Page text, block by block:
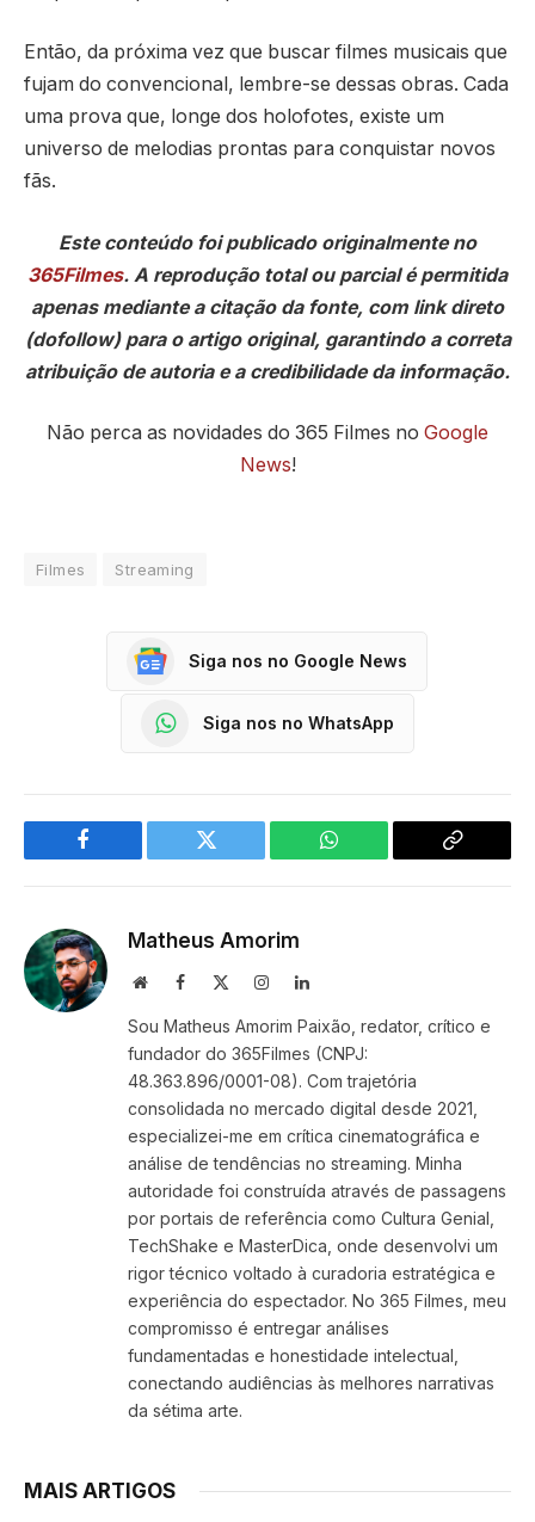
Então, da próxima vez que buscar filmes musicais que
fujam do convencional, lembre-se dessas obras. Cada
uma prova que, longe dos holofotes, existe um
universo de melodias prontas para conquistar novos
fãs.
Este conteúdo foi publicado originalmente no
365Filmes. A reprodução total ou parcial é permitida
apenas mediante a citação da fonte, com link direto
(dofollow) para o artigo original, garantindo a correta
atribuição de autoria e a credibilidade da informação.
Não perca as novidades do 365 Filmes no Google
News!
Filmes Streaming
Siga nos no Google News
Siga nos no WhatsApp
Facebook Twitter WhatsApp
Copy
Matheus Amorim
WebsiteFacebook InstagramLinkedIn
Sou Matheus Amorim Paixão, redator, crítico e
fundador do 365Filmes (CNPJ:
48.363.896/0001-08). Com trajetória
consolidada no mercado digital desde 2021,
especializei-me em crítica cinematográfica e
análise de tendências no streaming. Minha
autoridade foi construída através de passagens
por portais de referência como Cultura Genial,
TechShake e MasterDica, onde desenvolvi um
rigor técnico voltado à curadoria estratégica e
experiência do espectador. No 365 Filmes, meu
compromisso é entregar análises
fundamentadas e honestidade intelectual,
conectando audiências às melhores narrativas
da sétima arte.
MAIS ARTIGOS